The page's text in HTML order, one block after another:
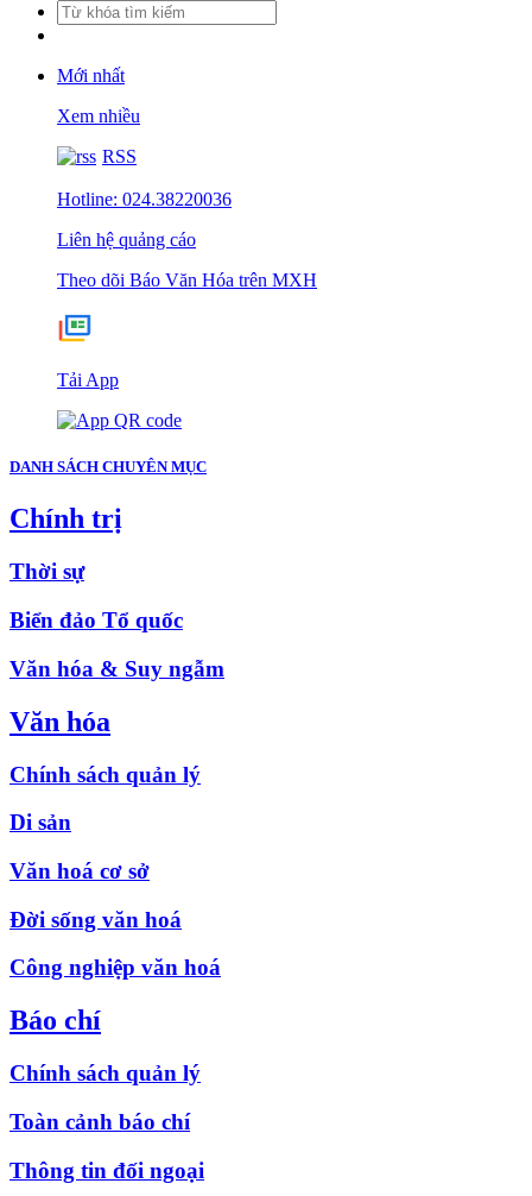
Mới nhất
Xem nhiều
RSS
Hotline: 024.38220036
Liên hệ quảng cáo
Theo dõi Báo Văn Hóa trên MXH
Tải App
DANH SÁCH CHUYÊN MỤC
Chính trị
Thời sự
Biển đảo Tổ quốc
Văn hóa & Suy ngẫm
Văn hóa
Chính sách quản lý
Di sản
Văn hoá cơ sở
Đời sống văn hoá
Công nghiệp văn hoá
Báo chí
Chính sách quản lý
Toàn cảnh báo chí
Thông tin đối ngoại